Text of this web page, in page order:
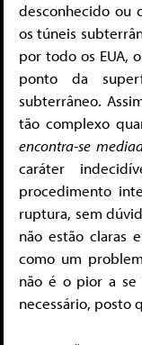
desconhecido ou
os túneis
por todo os EUA,
ponto da
subterrâneo.
tão complexo
encontra-se
caráter
procedimento
ruptura, sem
não estão claras
como um
não é o pior a se
necessário, posto